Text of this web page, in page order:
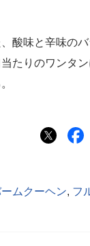
酸味と辛味の
たりのワンタ
ムクーヘン, フ